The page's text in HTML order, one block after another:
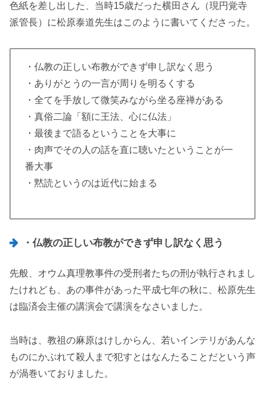
色紙を差し出した、当時15歳だった横田さん（現円覚寺
派管長）に松原泰道先生はこのように書いてくださった。
・仏教の正しい布教ができず申し訳なく思う
・ありがとうの一言が周りを明るくする
・全てを手放して微笑みながら坐る座禅がある
・真俗二論「額に王法、心に仏法」
・最後まで語るということを大事に
・肉声でその人の話を直に聴いたということが一
番大事
・黙読というのは近代に始まる
・仏教の正しい布教ができず申し訳なく思う
先般、オウム真理教事件の受刑者たちの刑が執行されまし
たけれども、あの事件があった平成七年の秋に、松原先生
は臨済会主催の講演会で講演をなさいました。
当時は、教祖の麻原はけしからん、若いインテリがあんな
ものにかぶれて殺人まで犯すとはなんたることだという声
が渦巻いておりました。